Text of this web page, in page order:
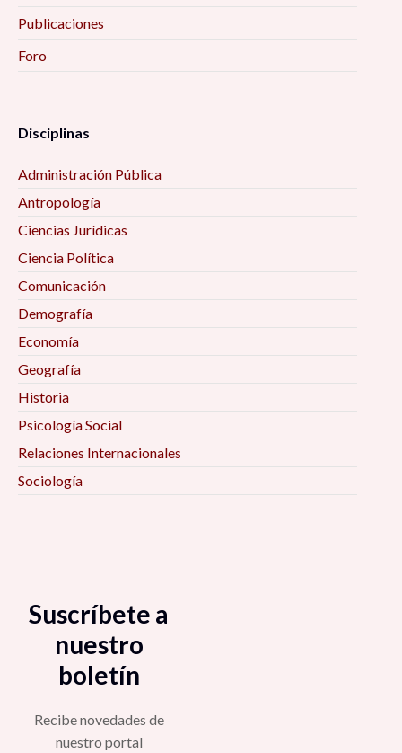
Publicaciones
Foro
Disciplinas
Administración Pública
Antropología
Ciencias Jurídicas
Ciencia Política
Comunicación
Demografía
Economía
Geografía
Historia
Psicología Social
Relaciones Internacionales
Sociología
Suscríbete a
nuestro
boletín
Recibe novedades de
nuestro portal